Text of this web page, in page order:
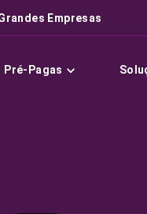
Empresas
Pré-Pagas